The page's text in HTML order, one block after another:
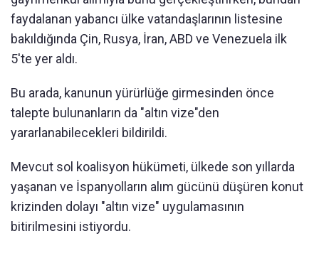
faydalanan yabancı ülke vatandaşlarının listesine
bakıldığında Çin, Rusya, İran, ABD ve Venezuela ilk
5'te yer aldı.
Bu arada, kanunun yürürlüğe girmesinden önce
talepte bulunanların da "altın vize"den
yararlanabilecekleri bildirildi.
Mevcut sol koalisyon hükümeti, ülkede son yıllarda
yaşanan ve İspanyolların alım gücünü düşüren konut
krizinden dolayı "altın vize" uygulamasının
bitirilmesini istiyordu.